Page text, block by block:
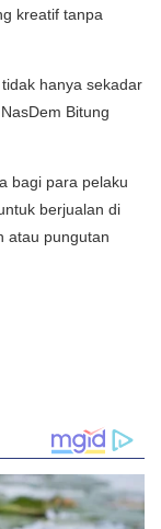
kreatif tanpa
hanya sekadar
Bitung
bagi para pelaku
berjualan di
atau pungutan